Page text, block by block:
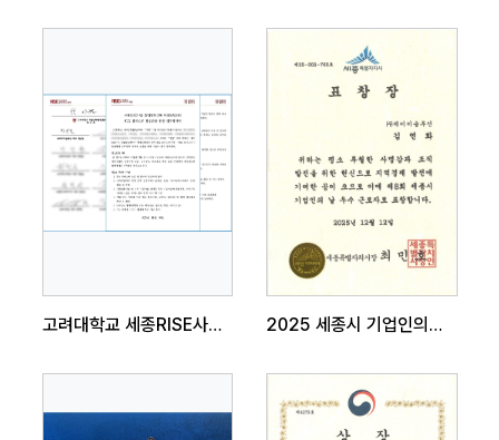
고려대학교 세종RISE사업단 업무협약 2025 세종시 기업인의날 우수근로자 표창장